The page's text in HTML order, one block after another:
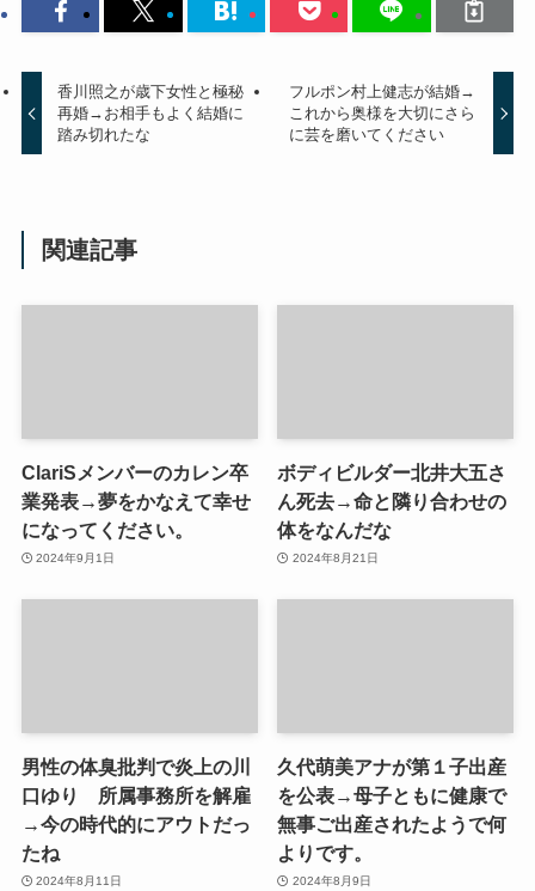
香川照之が歳下女性と極秘
再婚→お相手もよく結婚に
踏み切れたな
フルポン村上健志が結婚→
これから奥様を大切にさら
に芸を磨いてください
関連記事
ClariSメンバーのカレン卒
業発表→夢をかなえて幸せ
になってください。
2024年9月1日
ボディビルダー北井大五さ
ん死去→命と隣り合わせの
体をなんだな
2024年8月21日
男性の体臭批判で炎上の川
口ゆり 所属事務所を解雇
→今の時代的にアウトだっ
たね
2024年8月11日
久代萌美アナが第１子出産
を公表→母子ともに健康で
無事ご出産されたようで何
よりです。
2024年8月9日